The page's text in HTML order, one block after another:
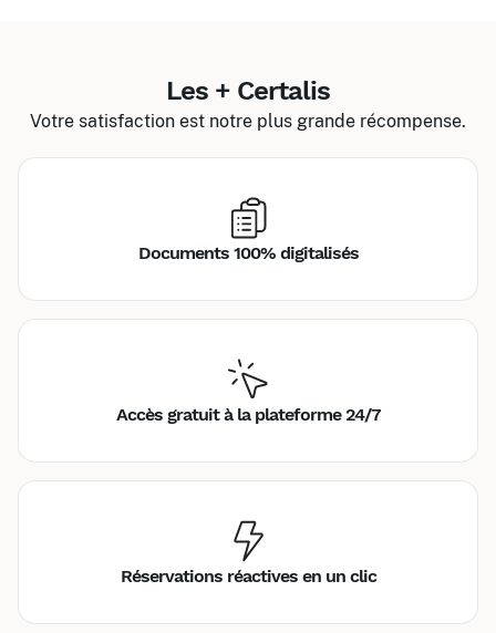
Les + Certalis
Votre satisfaction est notre plus grande récompense.
Documents 100% digitalisés
Accès gratuit à la plateforme 24/7
Réservations réactives en un clic